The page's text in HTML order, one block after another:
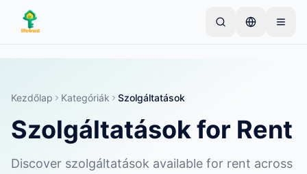
Skip to main content
alapvető ellenőrzések után lesznek aktívak.
Hozza létre első hirdetését Csak ellenőrzött hirdetések
Kezdőlap Kategóriák Szolgáltatások
Szolgáltatások for Rent
Discover szolgáltatások available for rent across